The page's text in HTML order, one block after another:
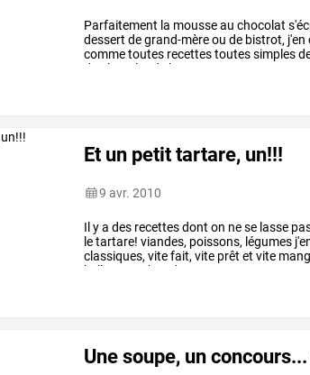
Parfaitement la mousseau chocolat
dessert degrand-mèreou de bistrot, j'en
commetoutes recettestoutessimples
du
chocolat de bonne
Et un petit tartare, un!!!
9 avr. 2010
Il ya des recettesdont on nese lasse
letartare! viandes, poissons, légumes
classiques, vitefait, vite prêt et vite
belles
tranches de
Une soupe, un